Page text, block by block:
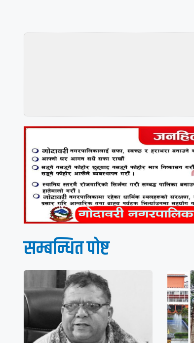
सम्बन्धित पाेष्ट